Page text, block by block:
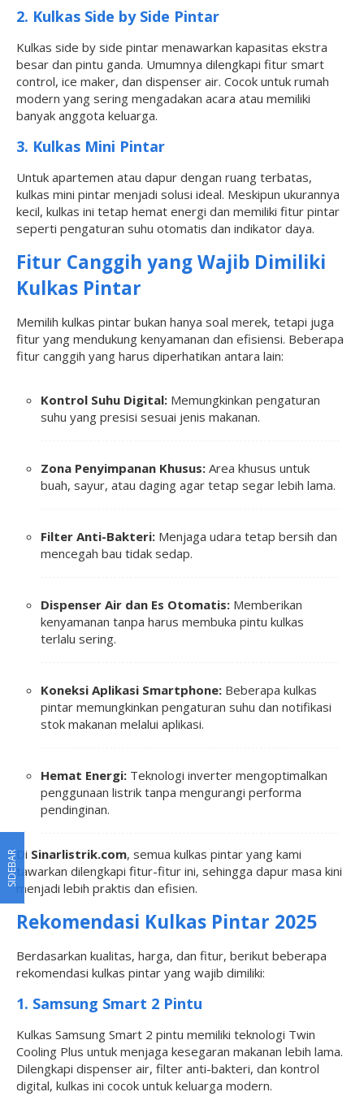
2. Kulkas Side by Side Pintar
Kulkas side by side pintar menawarkan kapasitas ekstra
besar dan pintu ganda. Umumnya dilengkapi fitur smart
control, ice maker, dan dispenser air. Cocok untuk rumah
modern yang sering mengadakan acara atau memiliki
banyak anggota keluarga.
3. Kulkas Mini Pintar
Untuk apartemen atau dapur dengan ruang terbatas,
kulkas mini pintar menjadi solusi ideal. Meskipun ukurannya
kecil, kulkas ini tetap hemat energi dan memiliki fitur pintar
seperti pengaturan suhu otomatis dan indikator daya.
Fitur Canggih yang Wajib Dimiliki
Kulkas Pintar
Memilih kulkas pintar bukan hanya soal merek, tetapi juga
fitur yang mendukung kenyamanan dan efisiensi. Beberapa
fitur canggih yang harus diperhatikan antara lain:
Kontrol Suhu Digital: Memungkinkan pengaturan
suhu yang presisi sesuai jenis makanan.
Zona Penyimpanan Khusus: Area khusus untuk
buah, sayur, atau daging agar tetap segar lebih lama.
Filter Anti-Bakteri: Menjaga udara tetap bersih dan
mencegah bau tidak sedap.
Dispenser Air dan Es Otomatis: Memberikan
kenyamanan tanpa harus membuka pintu kulkas
terlalu sering.
Koneksi Aplikasi Smartphone: Beberapa kulkas
pintar memungkinkan pengaturan suhu dan notifikasi
stok makanan melalui aplikasi.
Hemat Energi: Teknologi inverter mengoptimalkan
penggunaan listrik tanpa mengurangi performa
pendinginan.
Di Sinarlistrik.com, semua kulkas pintar yang kami
tawarkan dilengkapi fitur-fitur ini, sehingga dapur masa kini
menjadi lebih praktis dan efisien.
Rekomendasi Kulkas Pintar 2025
Berdasarkan kualitas, harga, dan fitur, berikut beberapa
rekomendasi kulkas pintar yang wajib dimiliki:
1. Samsung Smart 2 Pintu
Kulkas Samsung Smart 2 pintu memiliki teknologi Twin
Cooling Plus untuk menjaga kesegaran makanan lebih lama.
Dilengkapi dispenser air, filter anti-bakteri, dan kontrol
digital, kulkas ini cocok untuk keluarga modern.
SIDEBAR